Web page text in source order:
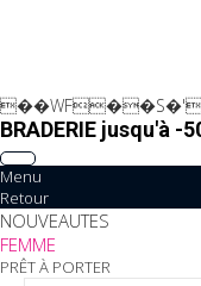
BRADERIE jusqu'à
Menu
Retour
NOUVEAUTES
FEMME
PRÊT À PORTER